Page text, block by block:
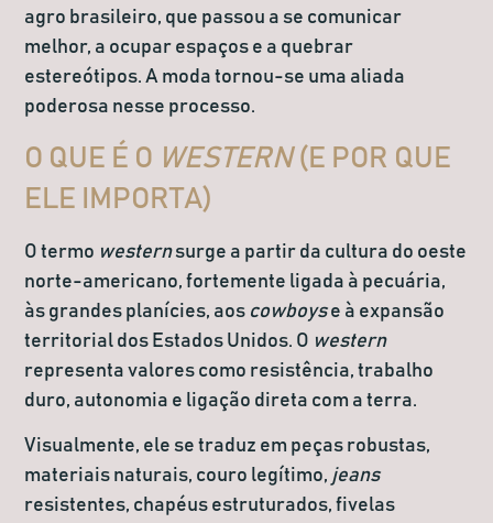
agro brasileiro, que passou a se comunicar
melhor, a ocupar espaços e a quebrar
estereótipos. A moda tornou-se uma aliada
poderosa nesse processo.
O QUE É O WESTERN(E POR QUE
ELE IMPORTA)
O termo westernsurge a partir da cultura do oeste
norte-americano, fortemente ligada à pecuária,
às grandes planícies, aos cowboyse à expansão
territorial dos Estados Unidos. O western
representa valores como resistência, trabalho
duro, autonomia e ligação direta com a terra.
Visualmente, ele se traduz em peças robustas,
materiais naturais, couro legítimo, jeans
resistentes, chapéus estruturados, fivelas